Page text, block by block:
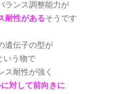
ランス調整能力が
耐性があるそうです
遺伝子の型が
いう物で
ス耐性が強く
対して前向きに